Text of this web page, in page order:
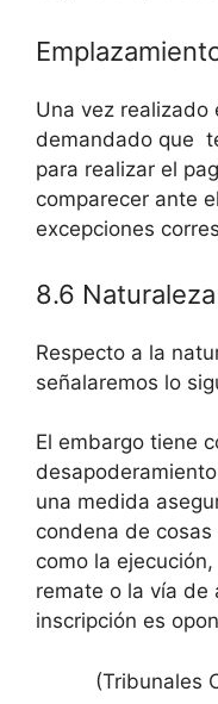
Una vez realizado
demandado que
para realizar el
comparecer ante
excepciones
8.6
Respecto a la
señalaremos lo
El embargo tiene
una medida
condena de
como la
remate o la vía de
inscripción es
(Tribunales